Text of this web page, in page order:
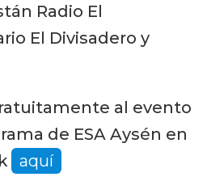
Radio El
El Divisadero y
al evento
de ESA Aysén en
aquí